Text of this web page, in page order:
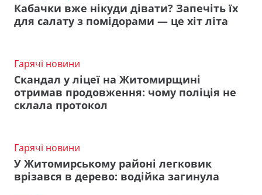
Кабачки вже нікуди дівати? Запечіть їх
для салату з помідорами — це хіт літа
Гарячі новини
Скандал у ліцеї на Житомирщині
отримав продовження: чому поліція не
склала протокол
Гарячі новини
У Житомирському районі легковик
врізався в дерево: водійка загинула